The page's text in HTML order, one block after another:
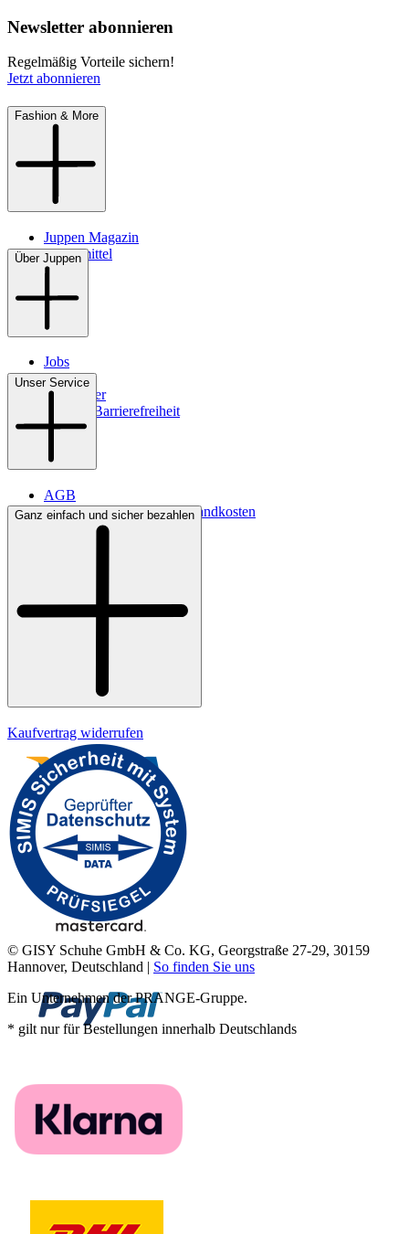
Newsletter abonnieren
Regelmäßig Vorteile sichern!
Jetzt abonnieren
Fashion & More
Juppen Magazin
Pflegemittel
Über Juppen
Jobs
Filialen
Newsletter
Digitale Barrierefreiheit
Unser Service
AGB
Lieferbedingungen & Versandkosten
Bezahlung
Ganz einfach und sicher bezahlen
Kaufvertrag widerrufen
© GISY Schuhe GmbH & Co. KG, Georgstraße 27-29, 30159
Hannover, Deutschland | So finden Sie uns
Ein Unternehmen der PRANGE-Gruppe.
* gilt nur für Bestellungen innerhalb Deutschlands